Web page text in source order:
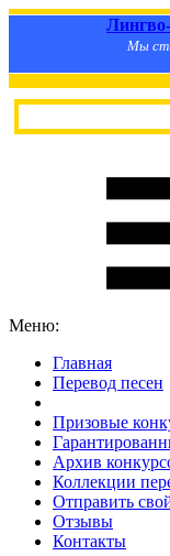
Мы
Меню:
Главная
Перевод песен
Призовые
Архив
Коллекции
Отправить
Отзывы
Контакты